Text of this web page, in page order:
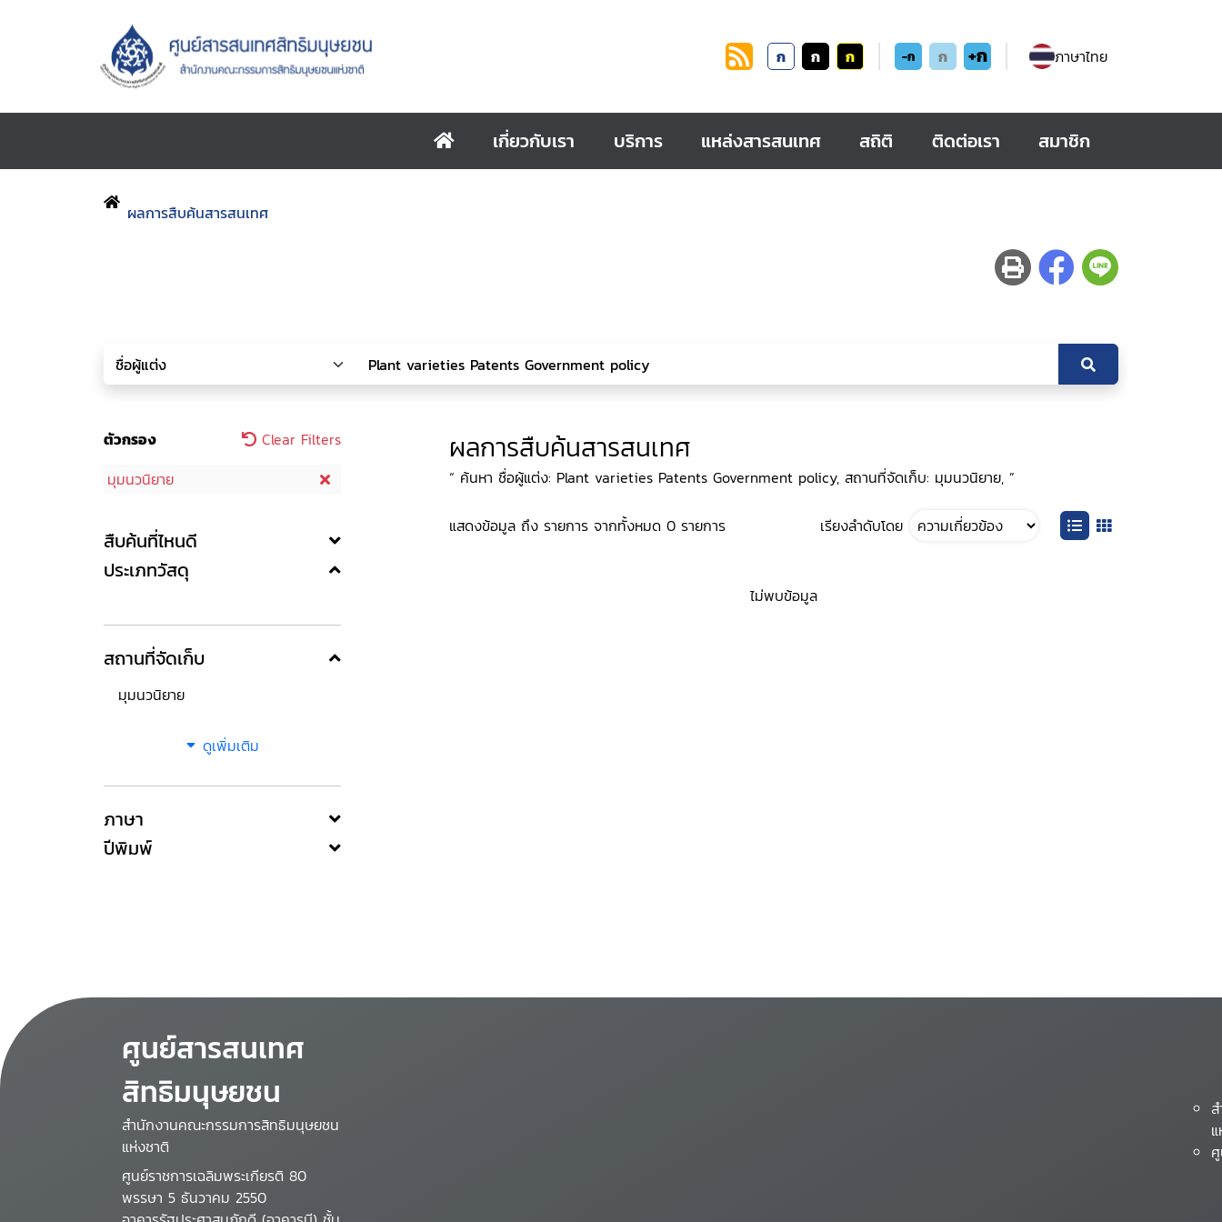
ก ก ก -ก ก +ก ภาษาไทย
เกี่ยวกับเรา บริการ แหล่งสารสนเทศ สถิติ ติดต่อเรา สมาชิก
ผลการสืบค้นสารสนเทศ
ตัวกรอง
Clear Filters
มุมนวนิยาย
สืบค้นที่ไหนดี
ประเภทวัสดุ
สถานที่จัดเก็บ
มุมนวนิยาย
ดูเพิ่มเติม
ภาษา
ปีพิมพ์
ผลการสืบค้นสารสนเทศ
“ ค้นหา ชื่อผู้แต่ง: Plant varieties Patents Government policy, สถานที่จัดเก็บ: มุมนวนิยาย, ”
แสดงข้อมูล ถึง รายการ จากทั้งหมด 0 รายการ เรียงลำดับโดย
ไม่พบข้อมูล
ศูนย์สารสนเทศ
สิทธิมนุษยชน
สำนักงานคณะกรรมการสิทธิมนุษยชน
แห่งชาติ
ศูนย์ราชการเฉลิมพระเกียรติ 80
พรรษา 5 ธันวาคม 2550